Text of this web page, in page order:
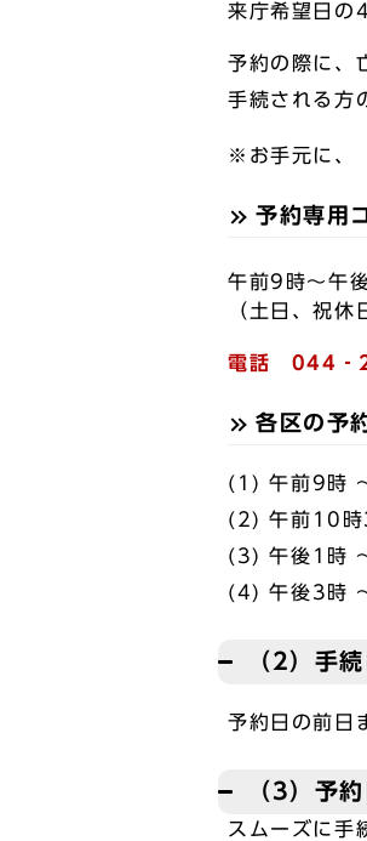
来庁希望日の
予約の際に、
手続される方
※お手元に、
予約専用
午前9時～午
（土日、祝休
電話
各区の予
(1) 午前9時
(2) 午前10
(3) 午後1時
(4) 午後3時
（2）手
予約日の前日
（3）予
スムーズに手